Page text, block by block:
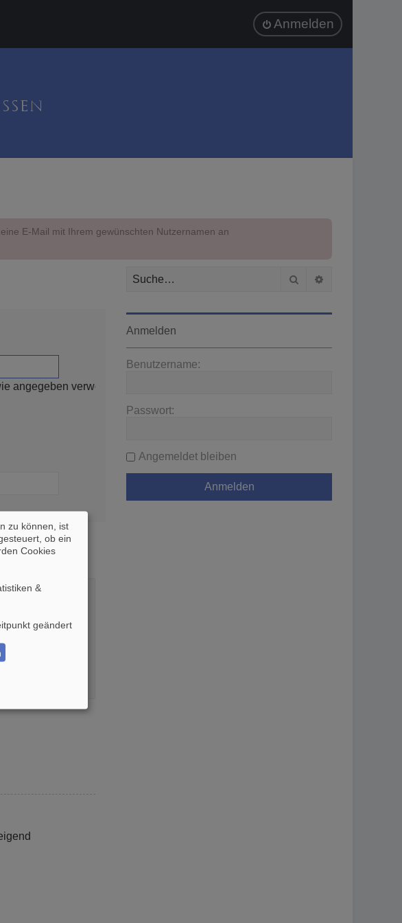
Anmelden
E-Mail mit Ihrem gewünschten Nutzernamen an
angegeben verwenden
Suche
Anmelden
Benutzername:
Passwort:
Angemeldet bleiben
zu können, ist
ob ein
Cookies
&
geändert